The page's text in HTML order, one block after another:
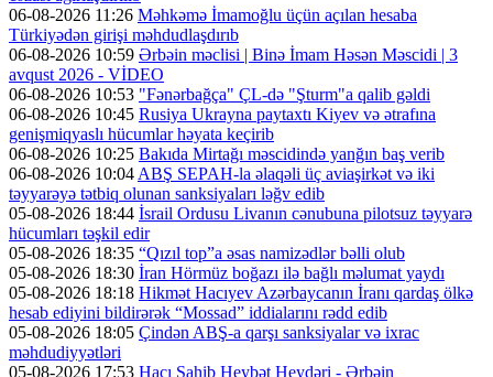
06-08-2026 11:26 Məhkəmə İmamoğlu üçün açılan hesaba
Türkiyədən girişi məhdudlaşdırıb
06-08-2026 10:59 Ərbəin məclisi | Binə İmam Həsən Məscidi | 3
avqust 2026 - VİDEO
06-08-2026 10:53 "Fənərbağça" ÇL-də "Şturm"a qalib gəldi
06-08-2026 10:45 Rusiya Ukrayna paytaxtı Kiyev və ətrafına
genişmiqyaslı hücumlar həyata keçirib
06-08-2026 10:25 Bakıda Mirtağı məscidində yanğın baş verib
06-08-2026 10:04 ABŞ SEPAH-la əlaqəli üç aviaşirkət və iki
təyyarəyə tətbiq olunan sanksiyaları ləğv edib
05-08-2026 18:44 İsrail Ordusu Livanın cənubuna pilotsuz təyyarə
hücumları təşkil edir
05-08-2026 18:35 “Qızıl top”a əsas namizədlər bəlli olub
05-08-2026 18:30 İran Hörmüz boğazı ilə bağlı məlumat yaydı
05-08-2026 18:18 Hikmət Hacıyev Azərbaycanın İranı qardaş ölkə
hesab ediyini bildirərək “Mossad” iddialarını rədd edib
05-08-2026 18:05 Çindən ABŞ-a qarşı sanksiyalar və ixrac
məhdudiyyətləri
05-08-2026 17:53 Hacı Sahib Heybət Heydəri - Ərbəin